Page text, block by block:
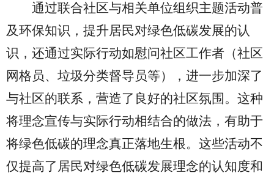
通过联合社区与相关单位组织主题活动普
及环保知识，提升居民对绿色低碳发展的认
识，还通过实际行动如慰问社区工作者 （社区
网格员、垃圾分类督导员等）
，进一步加深了
与社区的联系，营造了良好的社区氛围。这种
将理念宣传与实际行动相结合的做法，有助于
将绿色低碳的理念真正落地生根。这些活动不
仅提高了居民对绿色低碳发展理念的认知度和